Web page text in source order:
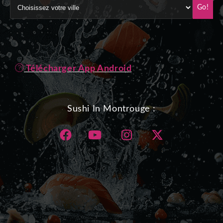
Go!
Télécharger App Android
Sushi In Montrouge :